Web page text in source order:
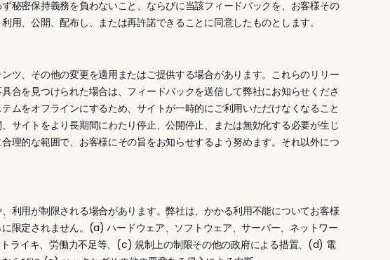
秘密保持義務を負わないこと、ならびに当該フィードバックを、お客様その
、公開、配布し、または再許諾できることに同意したものとします。
ツ、その他の変更を適用またはご提供する場合があります。これらのリリー
合を見つけられた場合は、フィードバックを送信して弊社にお知らせくださ
ムをオフラインにするため、サイトが一時的にご利用いただけなくなること
サイトをより長期間にわたり停止、公開停止、または無効化する必要が生じ
理的な範囲で、お客様にその旨をお知らせするよう努めます。それ以外につ
利用が制限される場合があります。弊社は、かかる利用不能についてお客様
限定されません。(a) ハードウェア、ソフトウェア、サーバー、ネットワー
ライキ、労働力不足等、(c) 規制上の制限その他の政府による措置、(d) 電